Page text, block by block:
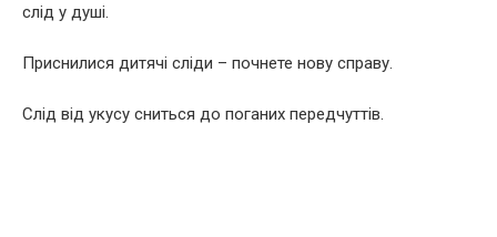
слід у душі.
Приснилися дитячі сліди – почнете нову справу.
Слід від укусу сниться до поганих передчуттів.